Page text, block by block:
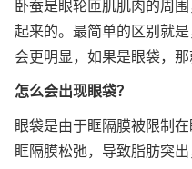
卧蚕是眼轮匝肌肌肉的周
起来的。最简单的区别就
会更明显，如果是眼袋，那
怎么会出现眼袋？
眼袋是由于眶隔膜被限制
眶隔膜松弛，导致脂肪突